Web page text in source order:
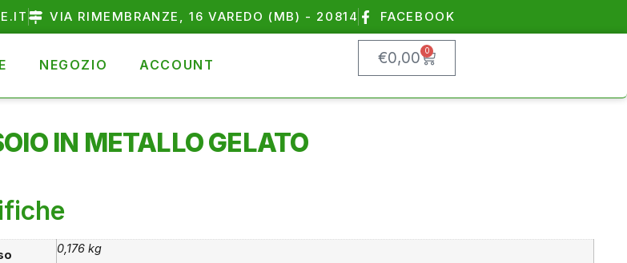
VIA RIMEMBRANZE, 16 VAREDO (MB) - 20814 FACEBOOK
NEGOZIO ACCOUNT €0,00 0
IN METALLO GELATO
0,176 kg